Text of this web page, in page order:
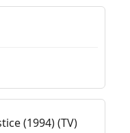
(1994) (TV)